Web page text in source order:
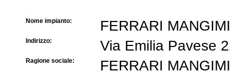
Nome impianto: FERRARI
Indirizzo: Via Emilia Pavese
Ragione sociale: FERRARI